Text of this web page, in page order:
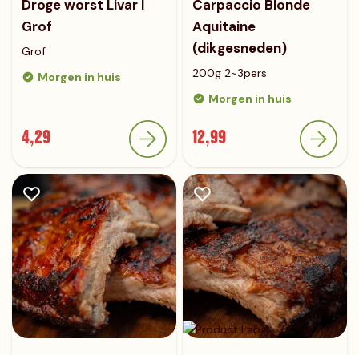
Droge worst Livar |
Grof
Grof
Morgen in huis
4,29
Carpaccio Blonde
Aquitaine
(dikgesneden)
200g 2~3pers
Morgen in huis
12,99